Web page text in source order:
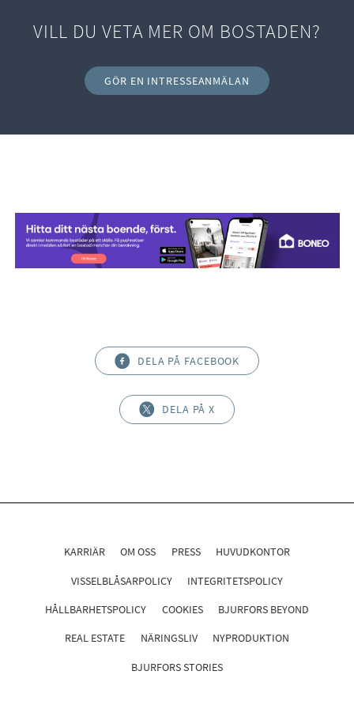
VILL DU VETA MER OM BOSTADEN?
GÖR EN INTRESSEANMÄLAN
DELA PÅ FACEBOOK
DELA PÅ X
KARRIÄR OM OSS PRESS HUVUDKONTOR
VISSELBLÅSARPOLICY INTEGRITETSPOLICY
HÅLLBARHETSPOLICY COOKIES BJURFORS BEYOND
REAL ESTATE NÄRINGSLIV NYPRODUKTION
BJURFORS STORIES